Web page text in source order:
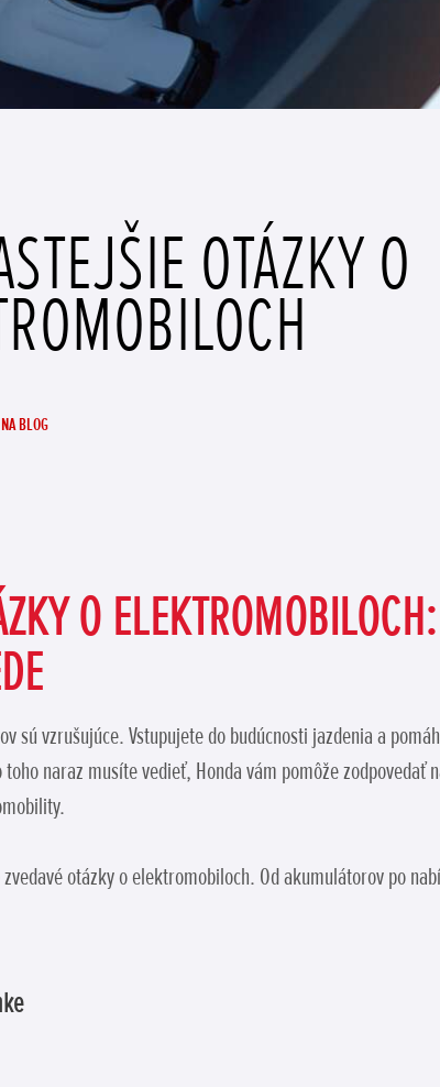
OTÁZKY O
BLOG
O
sú vzrušujúce. Vstupujete do budúcnosti jazdenia a
naraz musíte vedieť, Honda vám pomôže
zvedavé otázky o elektromobiloch. Od akumulátorov po